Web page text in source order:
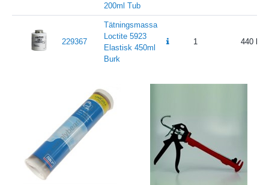
200ml Tub
229367
Tätningsmassa
Loctite 5923
Elastisk 450ml
Burk
1 440